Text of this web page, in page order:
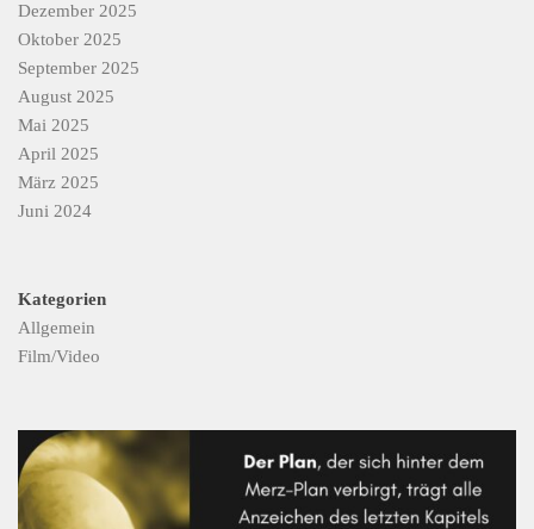
Dezember 2025
Oktober 2025
September 2025
August 2025
Mai 2025
April 2025
März 2025
Juni 2024
Kategorien
Allgemein
Film/Video